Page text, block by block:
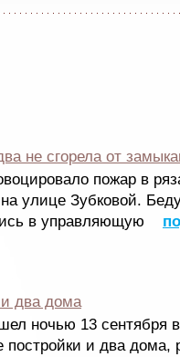
не сгорела от
пожар в
улице Зубковой.
в управляющую
два дома
ночью 13 сентября
постройки и два дома,